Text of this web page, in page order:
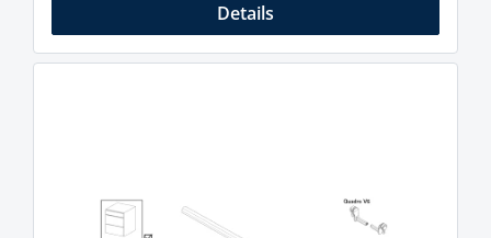
Details